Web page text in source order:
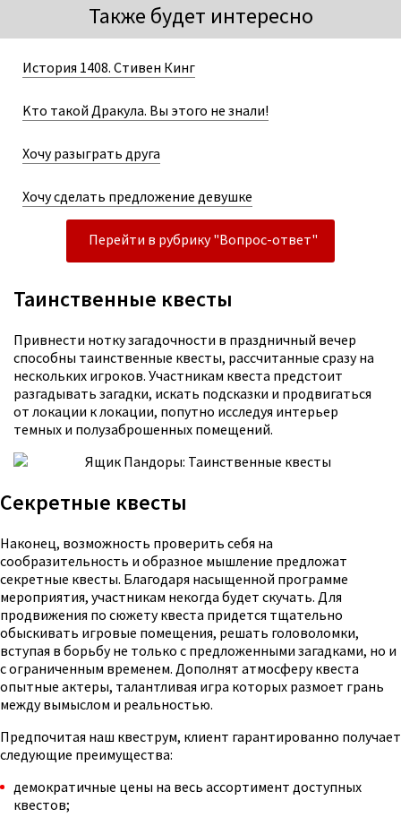
Также будет интересно
История 1408. Стивен Кинг
Kто такой Дракула. Вы этого не знали!
Хочу разыграть друга
Хочу сделать предложение девушке
Перейти в рубрику "Вопрос-ответ"
Таинственные квесты
Привнести нотку загадочности в праздничный вечер
способны таинственные квесты, рассчитанные сразу на
нескольких игроков. Участникам квеста предстоит
разгадывать загадки, искать подсказки и продвигаться
от локации к локации, попутно исследуя интерьер
темных и полузаброшенных помещений.
Секретные квесты
Наконец, возможность проверить себя на
сообразительность и образное мышление предложат
секретные квесты. Благодаря насыщенной программе
мероприятия, участникам некогда будет скучать. Для
продвижения по сюжету квеста придется тщательно
обыскивать игровые помещения, решать головоломки,
вступая в борьбу не только с предложенными загадками, но и
с ограниченным временем. Дополнят атмосферу квеста
опытные актеры, талантливая игра которых размоет грань
между вымыслом и реальностью.
Предпочитая наш квеструм, клиент гарантированно получает
следующие преимущества:
демократичные цены на весь ассортимент доступных
квестов;